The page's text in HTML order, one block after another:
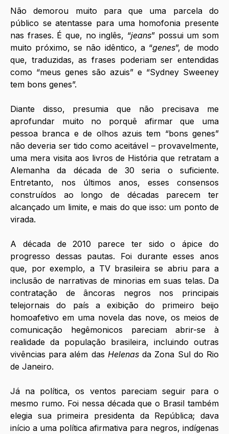
Não demorou muito para que uma parcela do
público se atentasse para uma homofonia presente
nas frases. É que, no inglês, “jeans” possui um som
muito próximo, se não idêntico, a “genes”, de modo
que, traduzidas, as frases poderiam ser entendidas
como “meus genes são azuis” e “Sydney Sweeney
tem bons genes”.
Diante disso, presumia que não precisava me
aprofundar muito no porquê afirmar que uma
pessoa branca e de olhos azuis tem “bons genes”
não deveria ser tido como aceitável – provavelmente,
uma mera visita aos livros de História que retratam a
Alemanha da década de 30 seria o suficiente.
Entretanto, nos últimos anos, esses consensos
construídos ao longo de décadas parecem ter
alcançado um limite, e mais do que isso: um ponto de
virada.
A década de 2010 parece ter sido o ápice do
progresso dessas pautas. Foi durante esses anos
que, por exemplo, a TV brasileira se abriu para a
inclusão de narrativas de minorias em suas telas. Da
contratação de âncoras negros nos principais
telejornais do país a exibição do primeiro beijo
homoafetivo em uma novela das nove, os meios de
comunicação hegêmonicos pareciam abrir-se à
realidade da população brasileira, incluindo outras
vivências para além das Helenas da Zona Sul do Rio
de Janeiro.
Já na política, os ventos pareciam seguir para o
mesmo rumo. Foi nessa década que o Brasil também
elegia sua primeira presidenta da República; dava
início a uma política afirmativa para negros, indígenas